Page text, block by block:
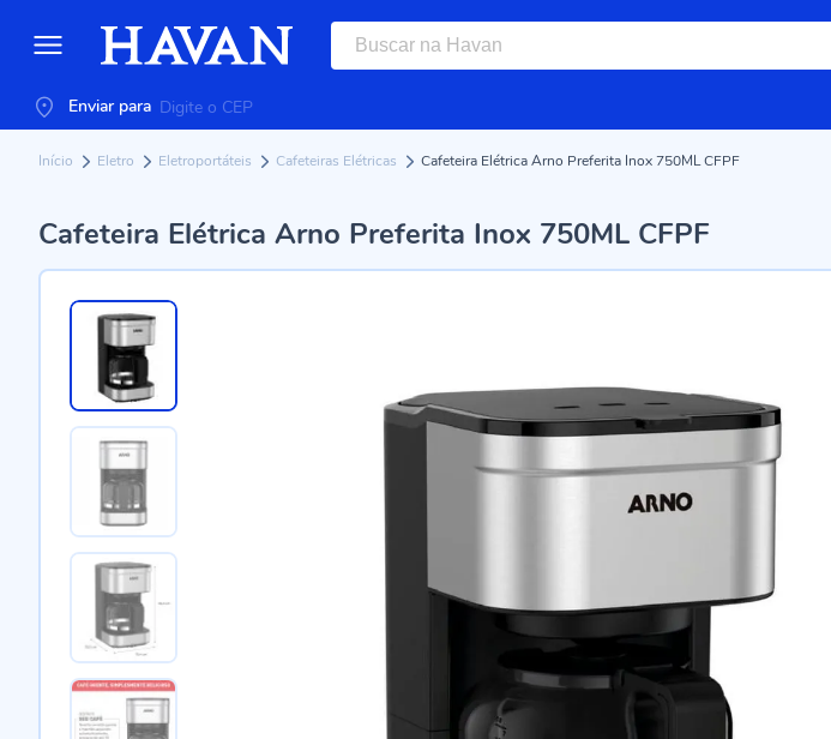
Enviar para
Início Eletro Eletroportáteis Cafeteiras Elétricas Cafeteira Elétrica Arno Preferita Inox 750ML CFPF
Cafeteira Elétrica Arno Preferita Inox 750ML CFPF